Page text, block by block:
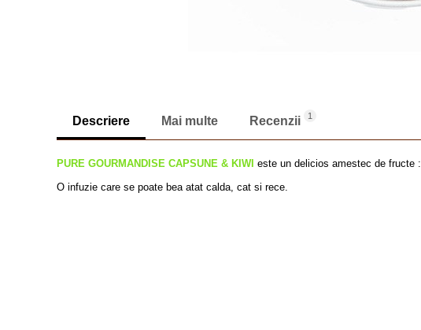
Descriere Mai multe Recenzii 1
PURE GOURMANDISE CAPSUNE & KIWI este un delicios amestec de
O infuzie care se poate bea atat calda, cat si rece.